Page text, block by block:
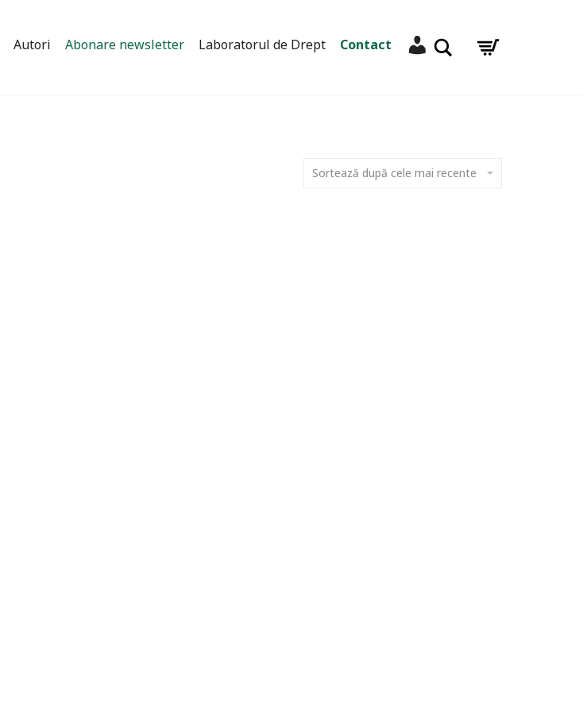
Autori Abonare newsletter Laboratorul de Drept Contact Contul meuCaută
Sortează după cele mai recente